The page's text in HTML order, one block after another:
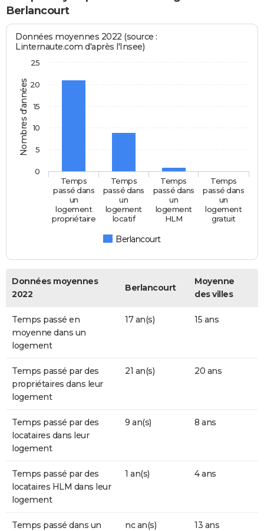
Berlancourt
Nombres d'années
Données moyennes 2022 (source :
Linternaute.com d'après l'Insee)
Berlancourt
Temps
passé dans
un
logement
propriétaire
Temps
passé dans
un
logement
locatif
Temps
passé dans
un
logement
HLM
Temps
passé dans
un
logement
gratuit
0
5
10
15
20
25
Données moyennes
2022
Berlancourt
Moyenne
des villes
Temps passé en
moyenne dans un
logement
17 an(s) 15 ans
Temps passé par des
propriétaires dans leur
logement
21 an(s) 20 ans
Temps passé par des
locataires dans leur
logement
9 an(s) 8 ans
Temps passé par des
locataires HLM dans leur
logement
1 an(s) 4 ans
Temps passé dans un
nc an(s) 13 ans